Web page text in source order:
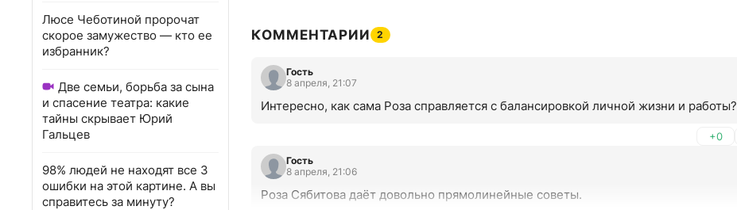
Люсе Чеботиной пророчат
скорое замужество — кто ее
избранник?
Две семьи, борьба за сына
и спасение театра: какие
тайны скрывает Юрий
Гальцев
98% людей не находят все 3
ошибки на этой картине. А вы
справитесь за минуту?
КОММЕНТАРИИ 2
Гость
8 апреля, 21:07
Интересно, как сама Роза справляется с балансировкой личной жизни и работы?
+0
Гость
8 апреля, 21:06
Роза Сябитова даёт довольно прямолинейные советы.